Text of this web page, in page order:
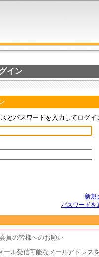
イン
とパスワードを入力してログイ
新規
パスワードを
員の皆様へのお願い
ール受信可能なメールアドレス